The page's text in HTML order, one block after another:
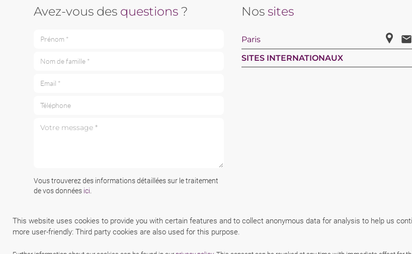
This website uses cookies to provide you with certain features and to collect anonymous data for analysis to help us
more user-friendly: Third party cookies are also used for this purpose.
Avez-vous des questions ?
Prénom *
Nom de famille *
Email *
Téléphone
Vous trouverez des informations détaillées sur le traitement
de vos données ici.
Nossites
Paris
SITES INTERNATIONAUX